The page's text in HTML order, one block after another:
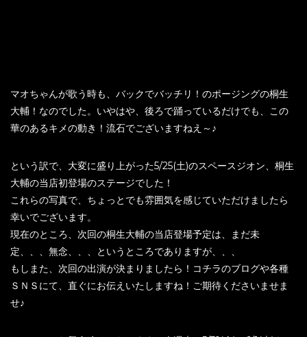
マオちゃんが歌う時も、バックでバッチリ！のポージングの桐生
大輔！なのでした。いやはや、後ろで踊っているだけでも、この
華のあるキメの動き！流石でございますねえ～♪
という訳で、大変に盛り上がった5/25(土)のスペースジオン、桐生
大輔の当店初登場のステージでした！
これらの写真で、ちょっとでも雰囲気を感じていただけましたら
幸いでございます。
現在のところ、次回の桐生大輔の当店登場予定は、まだ未
定、、、無念、、、というところでありますが、、、
もしまた、次回の出演が決まりましたら！コチラのブログや各種
ＳＮＳにて、直ぐにお伝えいたしますね！ご期待くださいませま
せ♪